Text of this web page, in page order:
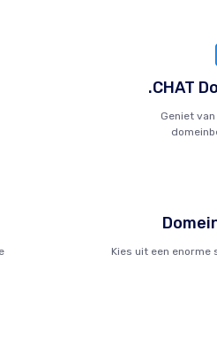
.CHAT
Geniet
Kies uit een enorme